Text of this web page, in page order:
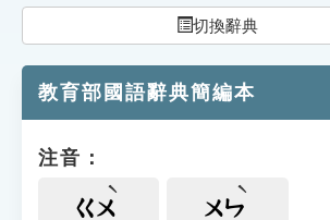
索引選單
單字索引
遊戲專區
切換辭典
教育部國語辭典簡編本
注音：
ㄍㄨ ㄨㄣ